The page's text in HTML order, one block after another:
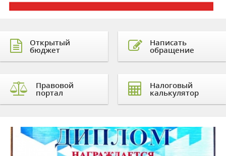
Открытый
бюджет
Правовой
портал
Написать
обращение
Налоговый
калькулятор